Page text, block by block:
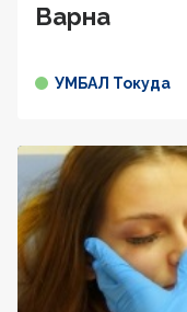
Варна
УМБАЛ Токуда